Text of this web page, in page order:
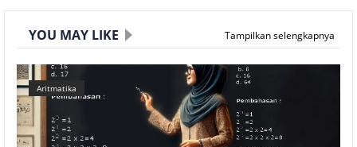
YOU MAY LIKE Tampilkan selengkapnya
Aritmatika